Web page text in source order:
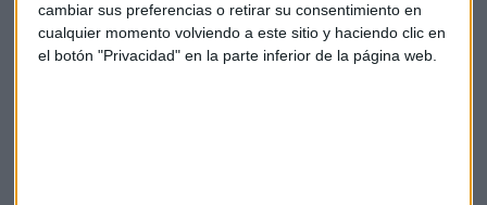
cambiar sus preferencias o retirar su consentimiento en
cualquier momento volviendo a este sitio y haciendo clic en
el botón "Privacidad" en la parte inferior de la página web.
Además del crecimiento económico, los precios de los
productos y el escenario para los trabajadores, el incierto